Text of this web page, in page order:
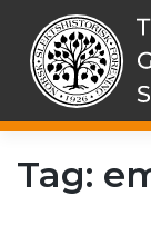
content
Tag: